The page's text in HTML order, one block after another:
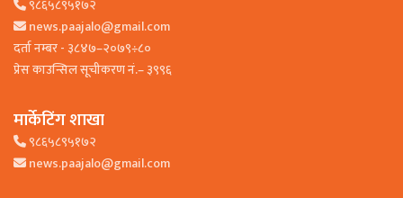
९८६५८९५१७२
news.paajalo@gmail.com
दर्ता नम्बर - ३८४७–२०७९÷८०
प्रेस काउन्सिल सूचीकरण नं.– ३९९६
मार्केटिंग शाखा
९८६५८९५१७२
news.paajalo@gmail.com